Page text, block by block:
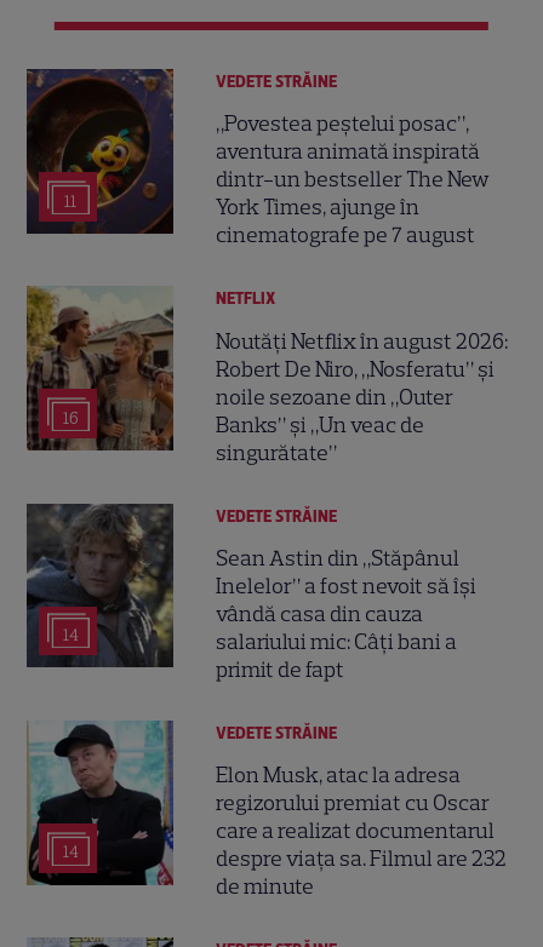
11
VEDETE STRĂINE
„Povestea peștelui posac”,
aventura animată inspirată
dintr-un bestseller The New
York Times, ajunge în
cinematografe pe 7 august
16
NETFLIX
Noutăți Netflix în august 2026:
Robert De Niro, „Nosferatu” și
noile sezoane din „Outer
Banks” și „Un veac de
singurătate”
14
VEDETE STRĂINE
Sean Astin din „Stăpânul
Inelelor” a fost nevoit să își
vândă casa din cauza
salariului mic: Câți bani a
primit de fapt
14
VEDETE STRĂINE
Elon Musk, atac la adresa
regizorului premiat cu Oscar
care a realizat documentarul
despre viața sa. Filmul are 232
de minute